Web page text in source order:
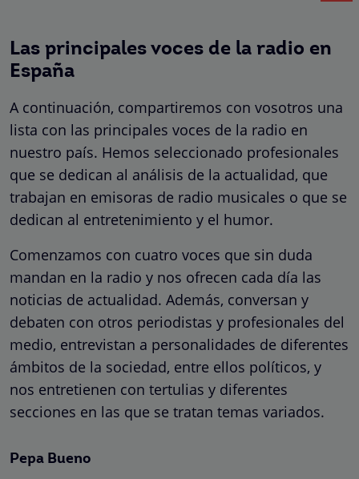
Las principales voces de la radio en
España
A continuación, compartiremos con vosotros una
lista con las principales voces de la radio en
nuestro país. Hemos seleccionado profesionales
que se dedican al análisis de la actualidad, que
trabajan en emisoras de radio musicales o que se
dedican al entretenimiento y el humor.
Comenzamos con cuatro voces que sin duda
mandan en la radio y nos ofrecen cada día las
noticias de actualidad. Además, conversan y
debaten con otros periodistas y profesionales del
medio, entrevistan a personalidades de diferentes
ámbitos de la sociedad, entre ellos políticos, y
nos entretienen con tertulias y diferentes
secciones en las que se tratan temas variados.
Pepa Bueno